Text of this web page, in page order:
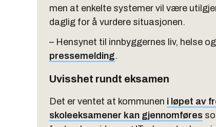
men at enkelte systemer vil være
daglig for å vurdere situasjonen.
– Hensynet til innbyggernes liv, helse
pressemelding.
Uvisshet rundt eksamen
Det er ventet at kommunen i løpet av
skoleeksamener kan gjennomføres